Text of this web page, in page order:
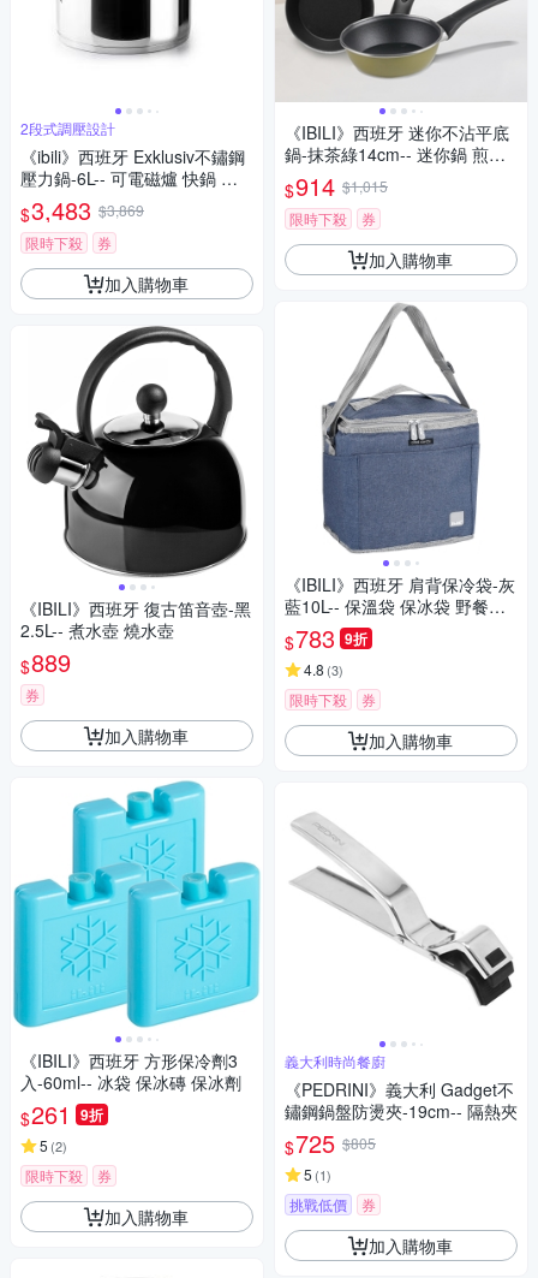
2段式調壓設計
《ibili》西班牙 Exklusiv不鏽鋼
壓力鍋-6L-- 可電磁爐 快鍋 高
速鍋 快煮鍋 節能鍋 高壓高速鍋
$3,483 $3,869
限時下殺
券
加入購物車
《IBILI》西班牙 復古笛音壺-黑
2.5L-- 煮水壺 燒水壺
$889
券
加入購物車
《IBILI》西班牙 方形保冷劑3
入-60ml-- 冰袋 保冰磚 保冰劑
$261 9折
5 (2)
限時下殺 券
加入購物車
《IBILI》西班牙 迷你不沾平底
鍋-抹茶綠14cm-- 迷你鍋 煎蛋
鍋
$914 $1,015
限時下殺
券
加入購物車
《IBILI》西班牙 肩背保冷袋-灰
藍10L-- 保溫袋 保冰袋 野餐包
野餐袋 便當袋
$783 9折
4.8 (3)
限時下殺 券
加入購物車
義大利時尚餐廚
《PEDRINI》義大利 Gadget不
鏽鋼鍋盤防燙夾-19cm-- 隔熱夾
$725 $805
5 (1)
挑戰低價 券
加入購物車